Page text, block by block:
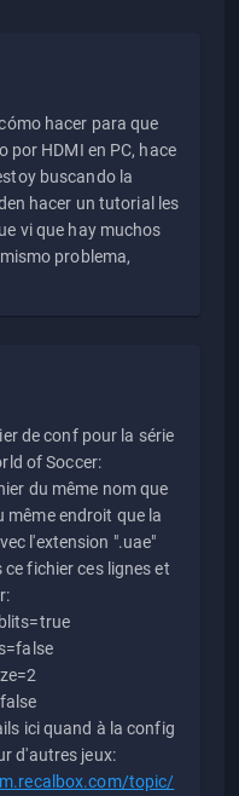
hacer para que
por HDMI en PC, hace
buscando la
hacer un tutorial les
vi que hay muchos
problema,
de conf pour la série
of Soccer:
du même nom que
même endroit que la
l'extension ".uae"
fichier ces lignes et
ici quand à la config
d'autres jeux:
topic/